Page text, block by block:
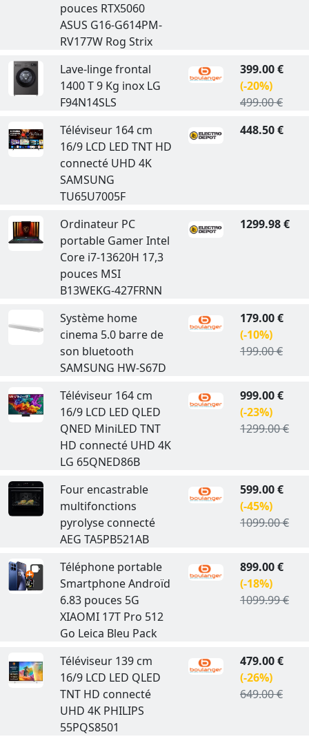
pouces RTX5060
ASUS G16-G614PM-
RV177W Rog Strix
Lave-linge frontal
1400 T 9 Kg inox LG
F94N14SLS
399.00 €
(-20%)
499.00 €
Téléviseur 164 cm
16/9 LCD LED TNT HD
connecté UHD 4K
SAMSUNG
TU65U7005F
448.50 €
Ordinateur PC
portable Gamer Intel
Core i7-13620H 17,3
pouces MSI
B13WEKG-427FRNN
1299.98 €
Système home
cinema 5.0 barre de
son bluetooth
SAMSUNG HW-S67D
179.00 €
(-10%)
199.00 €
Téléviseur 164 cm
16/9 LCD LED QLED
QNED MiniLED TNT
HD connecté UHD 4K
LG 65QNED86B
999.00 €
(-23%)
1299.00 €
Four encastrable
multifonctions
pyrolyse connecté
AEG TA5PB521AB
599.00 €
(-45%)
1099.00 €
Téléphone portable
Smartphone Androïd
6.83 pouces 5G
XIAOMI 17T Pro 512
Go Leica Bleu Pack
899.00 €
(-18%)
1099.99 €
Téléviseur 139 cm
16/9 LCD LED QLED
TNT HD connecté
UHD 4K PHILIPS
55PQS8501
479.00 €
(-26%)
649.00 €